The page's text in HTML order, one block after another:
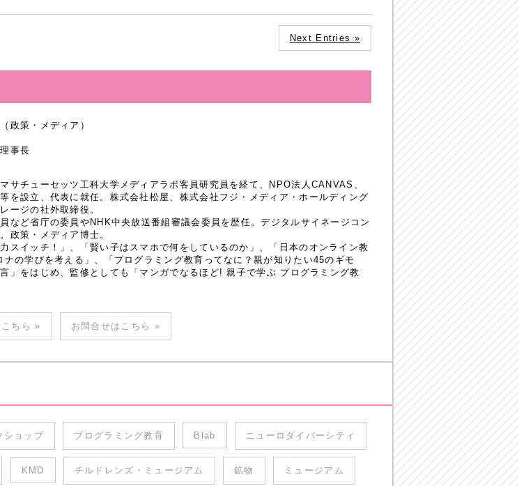
Next Entries »
政策・メディア）
事長
サチューセッツ工科大学メディアラボ客員研究員を経て、NPO法人CANVAS、
を設立、代表に就任。株式会社松屋、株式会社フジ・メディア・ホールディング
ージの社外取締役。
など省庁の委員やNHK中央放送番組審議会委員を歴任。デジタルサイネージコン
政策・メディア博士。
スイッチ！」、「賢い子はスマホで何をしているのか」、「日本のオンライン教
の学びを考える」、「プログラミング教育ってなに？親が知りたい45のギモ
」をはじめ、監修としても「マンガでなるほど! 親子で学ぶ プログラミング教
ちら » お問合せはこちら »
ショップ プログラミング教育 Blab ニューロダイバーシティ
KMD チルドレンズ・ミュージアム 鉱物 ミュージアム